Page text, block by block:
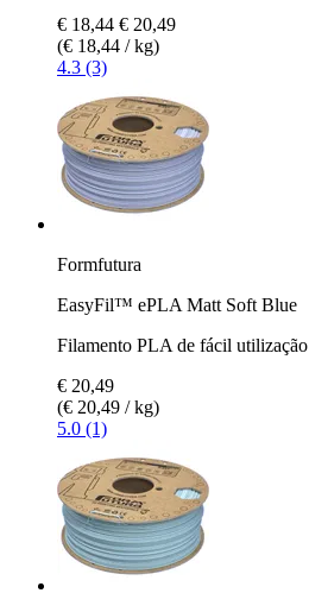
€ 18,44 € 20,49
(€ 18,44 / kg)
4.3 (3)
Formfutura
EasyFil™ ePLA Matt Soft Blue
Filamento PLA de fácil utilização
€ 20,49
(€ 20,49 / kg)
5.0 (1)